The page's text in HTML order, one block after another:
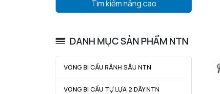
Tìm kiếm nâng cao
DANH MỤC SẢN PHẨM NTN
VÒNG BI CẦU RÃNH SÂU NTN
VÒNG BI CẦU TỰ LỰA 2 DÃY NTN